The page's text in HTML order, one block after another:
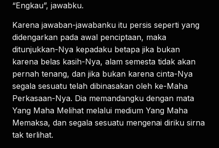
“Engkau”, jawabku.
Karena jawaban-jawabanku itu persis seperti yang
didengarkan pada awal penciptaan, maka
ditunjukkan-Nya kepadaku betapa jika bukan
karena belas kasih-Nya, alam semesta tidak akan
pernah tenang, dan jika bukan karena cinta-Nya
segala sesuatu telah dibinasakan oleh ke-Maha
Perkasaan-Nya. Dia memandangku dengan mata
Yang Maha Melihat melalui medium Yang Maha
Memaksa, dan segala sesuatu mengenai diriku sirna
tak terlihat.